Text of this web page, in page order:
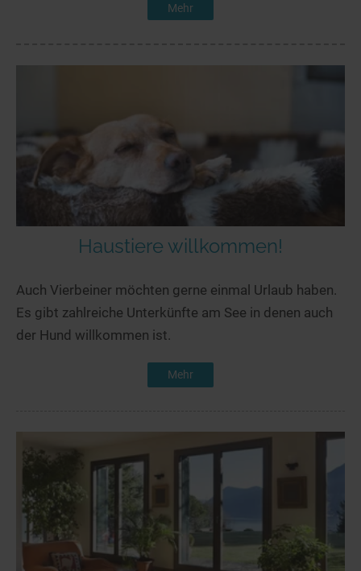
Mehr
Haustiere willkommen!
Auch Vierbeiner möchten gerne einmal Urlaub haben.
Es gibt zahlreiche Unterkünfte am See in denen auch
der Hund willkommen ist.
Mehr